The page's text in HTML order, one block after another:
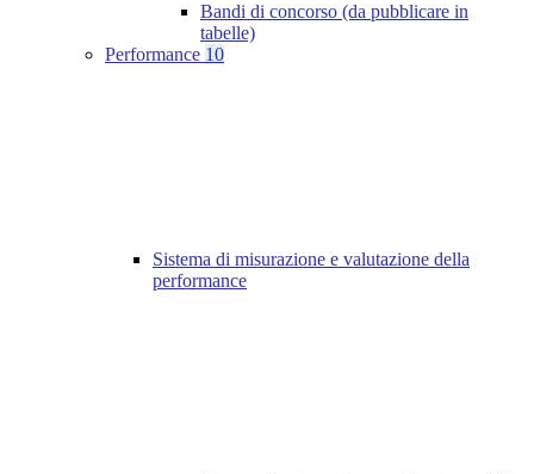
Bandi di concorso (da pubblicare in
tabelle)
Performance 10
Sistema di misurazione e valutazione della
performance